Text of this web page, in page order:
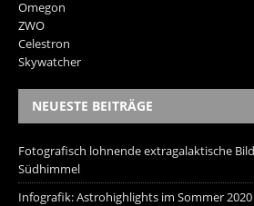
Omegon
ZWO
Celestron
Skywatcher
NEUESTE BEITRÄGE
Fotografisch lohnende extragalaktische
Südhimmel
Infografik: Astrohighlights im Sommer 2020